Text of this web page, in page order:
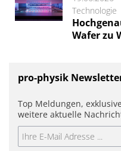
Technologie
Wafer zu
pro-physik
Top Meldungen,
weitere aktuelle